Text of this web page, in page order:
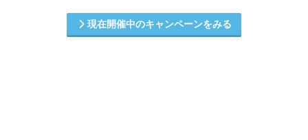
現在開催中のキャンペーンをみる